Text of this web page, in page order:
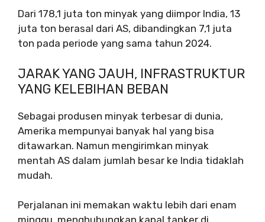
Dari 178,1 juta ton minyak yang diimpor India, 13
juta ton berasal dari AS, dibandingkan 7,1 juta
ton pada periode yang sama tahun 2024.
JARAK YANG JAUH, INFRASTRUKTUR
YANG KELEBIHAN BEBAN
Sebagai produsen minyak terbesar di dunia,
Amerika mempunyai banyak hal yang bisa
ditawarkan. Namun mengirimkan minyak
mentah AS dalam jumlah besar ke India tidaklah
mudah.
Perjalanan ini memakan waktu lebih dari enam
minggu, menghubungkan kapal tanker di